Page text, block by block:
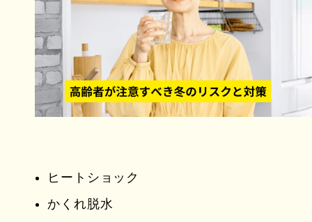
ヒートショック
かくれ脱水